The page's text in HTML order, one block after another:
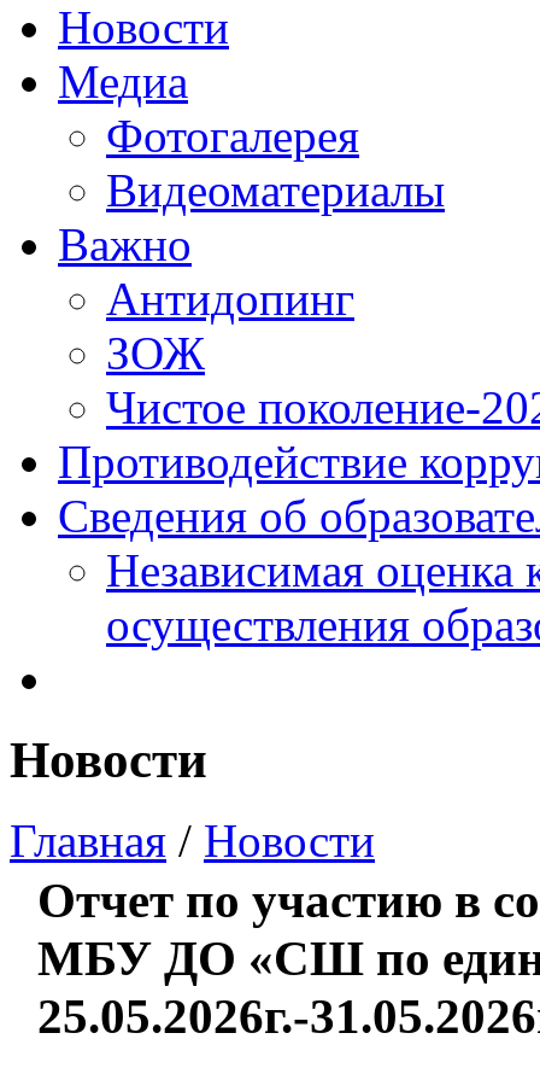
Новости
Медиа
Фотогалерея
Видеоматериалы
Важно
Антидопинг
ЗОЖ
Чистое поколение-
Противодействие
Сведения об
Независимая оценка
осуществления
Новости
Главная / Новости
Отчет по участию в
МБУ ДО «СШ по
25.05.2026г.-